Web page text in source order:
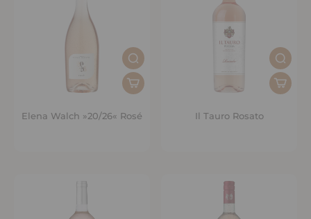
Elena Walch »20/26« Rosé Il Tauro Rosato